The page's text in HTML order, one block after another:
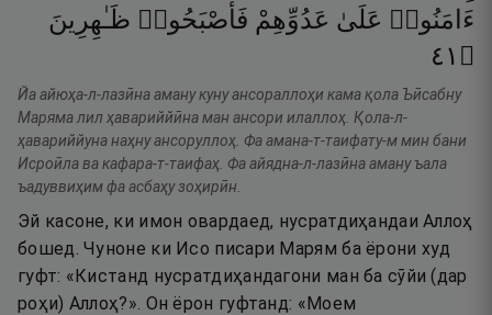
ءَامَنُوا۟ عَلَىٰ عَدُوِّهِمْ فَأَصْبَحُوا۟ ظَـٰهِرِينَ
۝ ١٤
Йа айюҳа-л-лазӣна аману куну ансораллоҳи кама қола Ъӣсабну
Маряма лил ҳавариййӣна ман ансори илаллоҳ. Қола-л-
ҳавариййуна наҳну ансоруллоҳ. Фа амана-т-таифату-м мин бани
Исроӣла ва кафара-т-таифаҳ. Фа айядна-л-лазӣна аману ъала
ъадуввиҳим фа асбаҳу зоҳирӣн.
Эй касоне, ки имон овардаед, нусратдиҳандаи Аллоҳ
бошед. Чуноне ки Исо писари Марям ба ёрони худ
гуфт: «Кистанд нусратдиҳандагони ман ба сӯйи (дар
роҳи) Аллоҳ?». Он ёрон гуфтанд: «Моем